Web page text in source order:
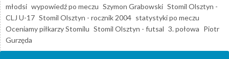
młodsi wypowiedź po meczu Szymon Grabowski Stomil Olsztyn -
CLJ U-17 Stomil Olsztyn - rocznik 2004 statystyki po meczu
Oceniamy piłkarzy Stomilu Stomil Olsztyn - futsal 3. połowa Piotr
Gurzęda